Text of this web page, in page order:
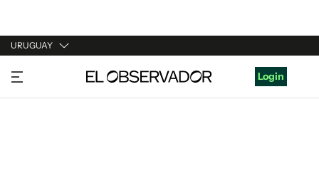
URUGUAY
URUGUAY
ARGENTINA
Login